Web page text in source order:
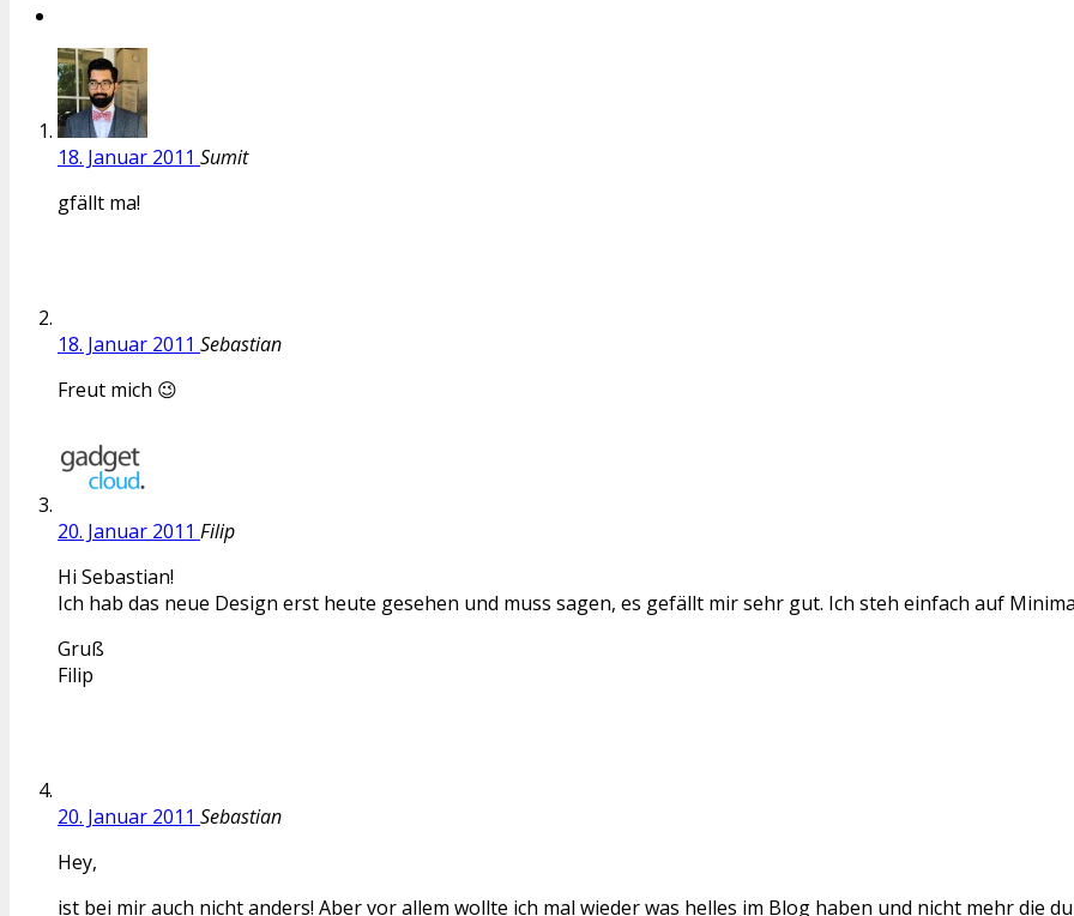
18. Januar 2011 Sumit
gfällt ma!
18. Januar 2011 Sebastian
Freut mich 😉
20. Januar 2011 Filip
Hi Sebastian!
Ich hab das neue Design erst heute gesehen und muss sagen, es gefällt mir sehr gut. Ich steh einfach auf
Gruß
Filip
20. Januar 2011 Sebastian
Hey,
ist bei mir auch nicht anders! Aber vor allem wollte ich mal wieder was helles im Blog haben und nicht mehr die